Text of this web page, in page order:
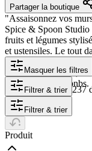
Partager la boutique
"Assaisonnez vos
Spice & Spoon Studio
fruits et légumes
et ustensiles. Le tout
vintage. Nous
finale à vos projets,
restaurants et Airbnbs.
Masquer les filtres
Filtrer & trier 237
Filtrer & trier
Produit